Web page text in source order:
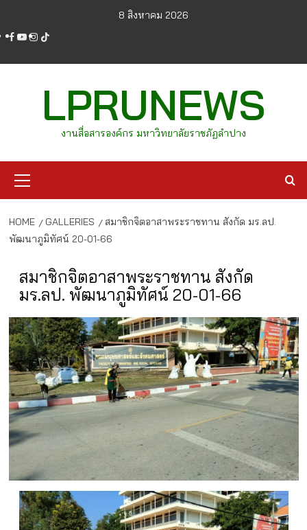
content
8 สิงหาคม 2026
facebook
youtube
instagram
tiktok
LPRUNEWS
งานสื่อสารองค์กร มหาวิทยาลัยราชภัฏลำปาง
Menu
HOME GALLERIES
สมาชิกจิตอาสาพระราชทาน สังกัด มร.ลป.
พัฒนาภูมิทัศน์ 20-01-66
สมาชิกจิตอาสาพระราชทาน สังกัด
มร.ลป. พัฒนาภูมิทัศน์ 20-01-66